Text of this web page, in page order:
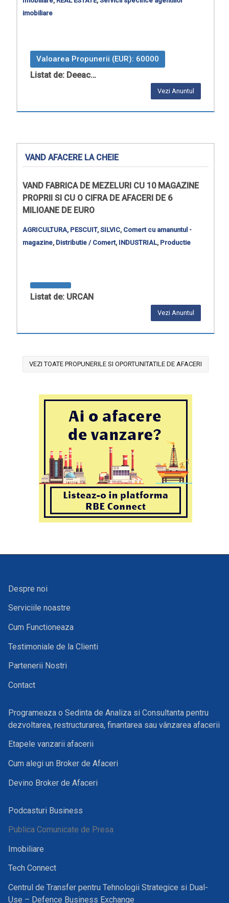
imobiliare
Valoarea Propunerii (EUR): 60000
Listat de: Deeac…
Vezi Anuntul
VAND AFACERE LA CHEIE
VAND FABRICA DE MEZELURI CU 10 MAGAZINE
PROPRII SI CU O CIFRA DE AFACERI DE 6
MILIOANE DE EURO
AGRICULTURA, PESCUIT, SILVIC, Comert cu amanuntul -
magazine, Distributie / Comert, INDUSTRIAL, Productie
Listat de: URCAN
Vezi Anuntul
VEZI TOATE PROPUNERILE SI OPORTUNITATILE DE AFACERI
Despre noi
Serviciile noastre
Cum Functioneaza
Testimoniale de la Clienti
Partenerii Nostri
Contact
Programeaza o Sedinta de Analiza si Consultanta pentru
dezvoltarea, restructurarea, finantarea sau vânzarea afacerii
Etapele vanzarii afacerii
Cum alegi un Broker de Afaceri
Devino Broker de Afaceri
Podcasturi Business
Publica Comunicate de Presa
Imobiliare
Tech Connect
Centrul de Transfer pentru Tehnologii Strategice si Dual-
Use – Defence Business Exchange